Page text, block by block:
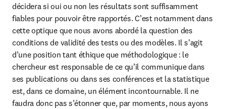
décidera si oui ou non les résultats sont suffisamment
fiables pour pouvoir être rapportés. C’est notamment dans
cette optique que nous avons abordé la question des
conditions de validité des tests ou des modèles. Il s’agit
d’une position tant éthique que méthodologique : le
chercheur est responsable de ce qu’il communique dans
ses publications ou dans ses conférences et la statistique
est, dans ce domaine, un élément incontournable. Il ne
faudra donc pas s’étonner que, par moments, nous ayons